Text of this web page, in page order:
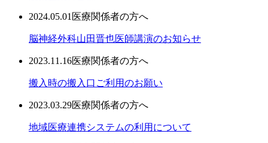
2024.05.01 医療関係者の方へ
脳神経外科山田晋也医師講演のお知らせ
2023.11.16医療関係者の方へ
搬入時の搬入口ご利用のお願い
2023.03.29医療関係者の方へ
地域医療連携システムの利用について